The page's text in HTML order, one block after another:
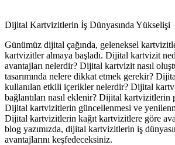
Dijital Kartvizitlerin İş Dünyasında Yükselişi
Günümüz dijital çağında, geleneksel
kartvizitler almaya başladı. Dijital kartvizit
avantajları nelerdir? Dijital kartvizit nasıl
tasarımında nelere dikkat etmek gerekir?
kullanılan etkili içerikler nelerdir? Dijital
bağlantıları nasıl eklenir? Dijital kartvizitlerin
Dijital kartvizitlerin güncellenmesi ve
Dijital kartvizitlerin kağıt kartvizitlere göre
blog yazımızda, dijital kartvizitlerin iş
avantajlarını keşfedeceksiniz.